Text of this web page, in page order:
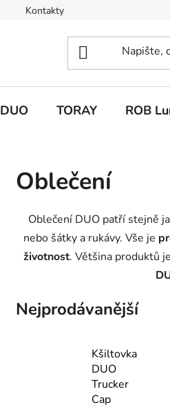
Kontakty
DUO TORAY ROB
Oblečení
Oblečení DUO patří stejně
nebo šátky a rukávy. Vše je
životnost. Většina produktů
Nejprodávanější
Kšiltovka
DUO
Trucker
Cap